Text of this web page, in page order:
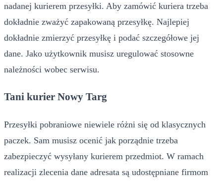
nadanej kurierem przesyłki. Aby zamówić kuriera trzeba
dokładnie zważyć zapakowaną przesyłkę. Najlepiej
dokładnie zmierzyć przesyłkę i podać szczegółowe jej
dane. Jako użytkownik musisz uregulować stosowne
należności wobec serwisu.
Tani kurier Nowy Targ
Przesyłki pobraniowe niewiele różni się od klasycznych
paczek. Sam musisz ocenić jak porządnie trzeba
zabezpieczyć wysyłany kurierem przedmiot. W ramach
realizacji zlecenia dane adresata są udostępniane firmom